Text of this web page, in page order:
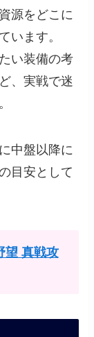
源をどこに
います。
い装備の考
、実戦で迷
中盤以降に
目安として
望 真戦攻